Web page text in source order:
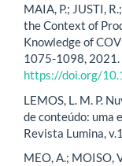
MAIA, P.; JUSTI,
the Context of
Knowledge of
1075-1098, 2021.
https://doi.org/
LEMOS, L. M. P.
de conteúdo: uma
Revista Lumina,
MEO, A.; MOISO,